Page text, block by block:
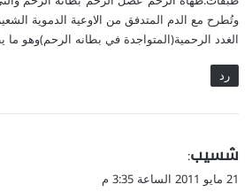
وتُطرح مع الدم المتدفق من الاوعية الدموية
الغدد الرحمية(المتواجدة في بطانه الرحم)وهو ما
رد
ي
ق
شسيب:
21 مايو 2011 الساعة 3:35 م